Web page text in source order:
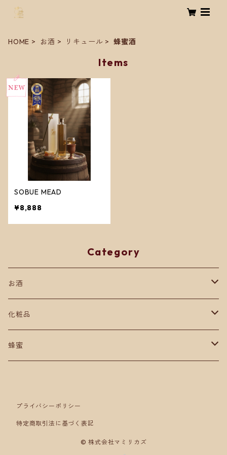
HOME お酒 リキュール 蜂蜜酒
Items
SOBUE MEAD
¥8,888
Category
お酒
リキュール
ミード酒
化粧品
洗顔
日本みつばち
蜂蜜
西洋蜜蜂
プライバシーポリシー
特定商取引法に基づく表記
© 株式会社マミリカズ